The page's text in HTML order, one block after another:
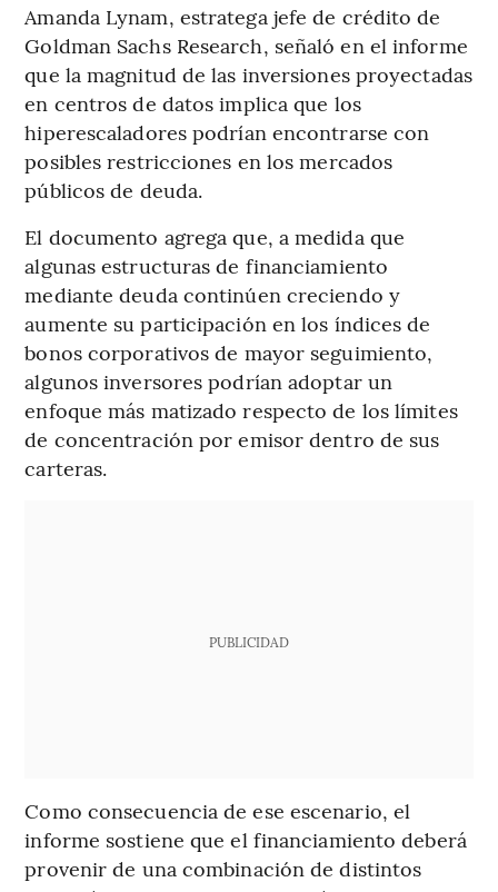
Amanda Lynam, estratega jefe de crédito de
Goldman Sachs Research, señaló en el informe
que la magnitud de las inversiones proyectadas
en centros de datos implica que los
hiperescaladores podrían encontrarse con
posibles restricciones en los mercados
públicos de deuda.
El documento agrega que, a medida que
algunas estructuras de financiamiento
mediante deuda continúen creciendo y
aumente su participación en los índices de
bonos corporativos de mayor seguimiento,
algunos inversores podrían adoptar un
enfoque más matizado respecto de los límites
de concentración por emisor dentro de sus
carteras.
PUBLICIDAD
Como consecuencia de ese escenario, el
informe sostiene que el financiamiento deberá
provenir de una combinación de distintos